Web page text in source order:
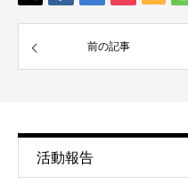
前の記事
活動報告